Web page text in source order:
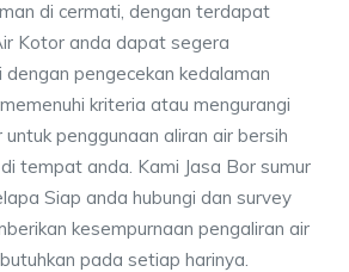
di cermati, dengan terdapat
Kotor anda dapat segera
dengan pengecekan kedalaman
kriteria atau mengurangi
penggunaan aliran air bersih
tempat anda. Kami Jasa Bor sumur
Siap anda hubungi dan survey
kesempurnaan pengaliran air
pada setiap harinya.